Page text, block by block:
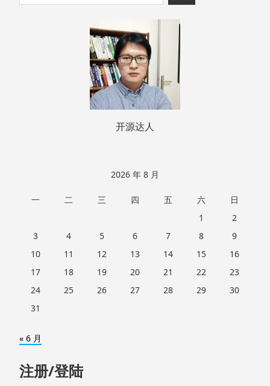
至
索：
开源达人
2026 年 8 月
一 二 三 四 五 六
日
1
2
3
4 5 6 7 8
9
10
11 12 13 14 15
16
17
18 19 20 21 22
23
24
25 26 27 28 29
30
31
« 6 月
注册/登陆